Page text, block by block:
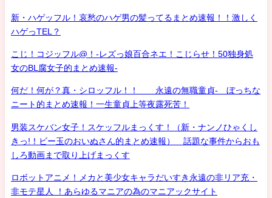
新・ハゲッフル！哀愁のハゲ男の髪ってるまとめ速報！！激しく
ハゲっTEL？
こじ！コジッフル@！-レズっ娘百合ネエ！こじらせ！50独身処
女のBL腐女子的まとめ速報-
何だ！何が？真・シロッフル！！ 永遠の無職童貞- ぼっちな
ニート的まとめ速報！一生童貞上等夜露死苦！
男装スケバン女子！スケッフルまっくす！（新・ナンノひゃくし
きっ!！ビー玉のおいぬさん的まとめ速報） 話題な事件からおも
しろ動画まで取り上げまっくす
ロボットアニメ！メカと美少女キャラだいすき永遠の非リア充・
非モテ星人 ！あらゆるマニアの為のマニアックサイト